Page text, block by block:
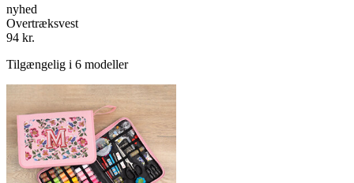
nyhed
Overtræksvest
94 kr.
Tilgængelig i 6 modeller